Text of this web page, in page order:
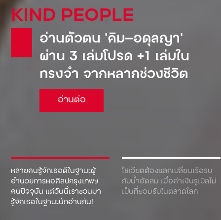
หลายคนรู้จักเธอดีในฐานะผู้
อำนวยการหอศิลปกรุงเทพฯ
คนปัจจุบัน แต่วันนี้เราชวนมา
รู้จักเธอในฐานะนักอ่านกัน!
โซเวียตต้องแลกเปลี่ยนเรือรบ
กับน้ำอัดลม เมื่อค่าเงินรูเบิลไม่
เป็นที่ยอมรับในตลาดโลก
KIND PEOPLE
อ่านตัวตน ‘คิม—อดุลญา’
ผ่าน 3 เล่มโปรด +1 เล่มใน
ทรงจำ จากหลากช่วงชีวิต
อ่านต่อ
Pepsi: น้ำอัดลมเจ้าแรกที่
เข้ามาตีตลาดโซเวียต จน
ต้องยอมขายเรือดำน้ำเพื่อ
แลกกับเครื่องดื่ม!
อ่านต่อ